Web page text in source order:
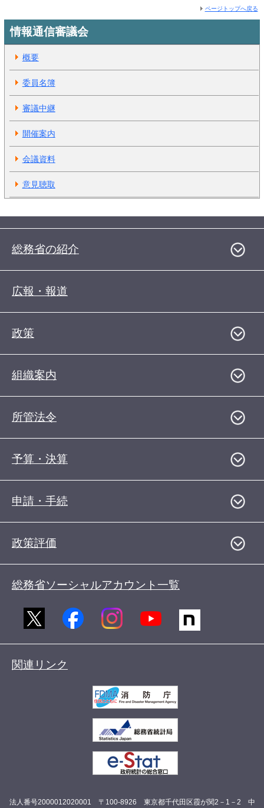
ページトップへ戻る
情報通信審議会
概要
委員名簿
審議中継
開催案内
会議資料
意見聴取
総務省の紹介
広報・報道
政策
組織案内
所管法令
予算・決算
申請・手続
政策評価
総務省ソーシャルアカウント一覧
関連リンク
法人番号2000012020001 〒100-8926 東京都千代田区霞が関2－1－2 中